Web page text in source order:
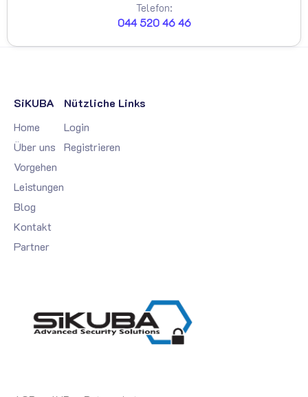
Telefon:
044 520 46 46
SiKUBA
Home
Über uns
Vorgehen
Leistungen
Blog
Kontakt
Partner
Nützliche Links
Login
Registrieren